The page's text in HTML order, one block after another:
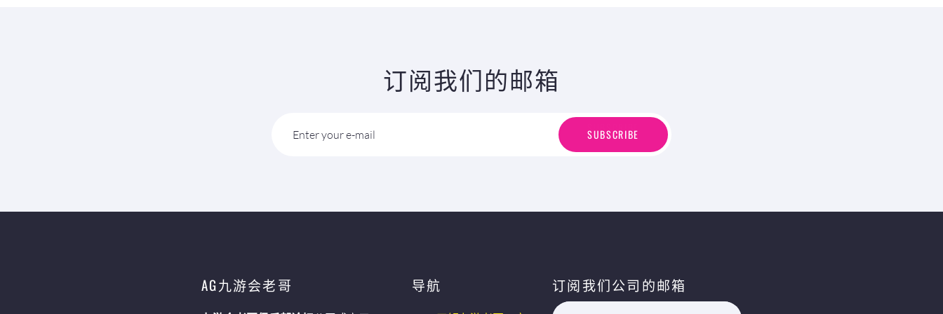
订阅我们的邮箱
Enter your e-mail SUBSCRIBE
SUBSCRIBE
AG九游会老哥 导航 订阅我们公司的邮箱